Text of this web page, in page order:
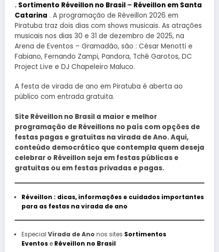
. Sortimento Réveillon no Brasil – Réveillon em Santa
Catarina . A programação de Réveillon 2026 em
Piratuba traz dois dias com shows musicais. As atrações
musicais nos dias 30 e 31 de dezembro de 2025, na
Arena de Eventos – Gramadão, são : César Menotti e
Fabiano, Fernando Zampi, Pandora, Tchê Garotos, DC
Project Live e DJ Chapeleiro Maluco.
A festa de virada de ano em Piratuba é aberta ao
público com entrada gratuita.
Site Réveillon no Brasil a maior e melhor
programação de Réveillons no país com opções de
festas pagas e gratuitas na virada de Ano. Aqui,
conteúdo democrático que contempla quem deseja
celebrar o Réveillon seja em festas públicas e
gratuitas ou em festas privadas e pagas.
Réveillon : dicas, informações e cuidados importantes
para as festas na virada de ano
Especial Virada de Ano nos sites Sortimentos
Eventose Réveillon no Brasil